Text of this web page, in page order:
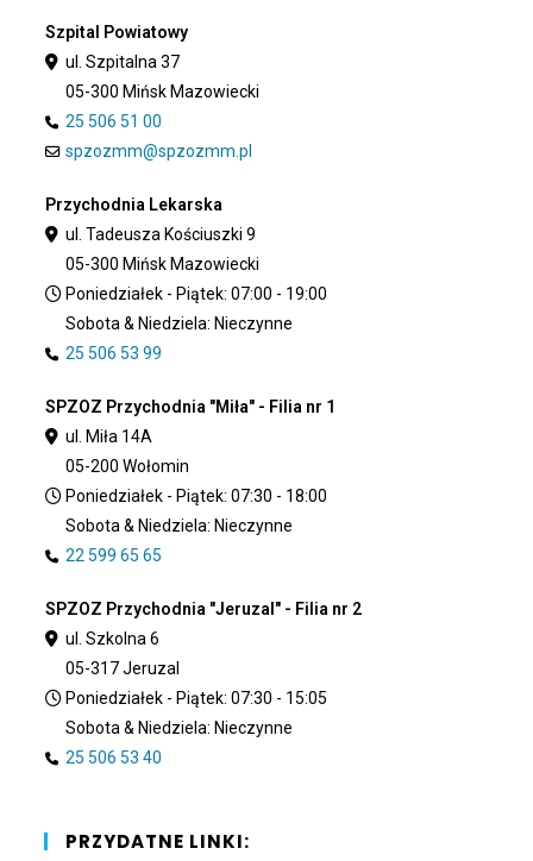
Szpital Powiatowy
ul. Szpitalna 37
05-300 Mińsk Mazowiecki
25 506 51 00
spzozmm@spzozmm.pl
Przychodnia Lekarska
ul. Tadeusza Kościuszki 9
05-300 Mińsk Mazowiecki
Poniedziałek - Piątek: 07:00 - 19:00
Sobota & Niedziela: Nieczynne
25 506 53 99
SPZOZ Przychodnia "Miła" - Filia nr 1
ul. Miła 14A
05-200 Wołomin
Poniedziałek - Piątek: 07:30 - 18:00
Sobota & Niedziela: Nieczynne
22 599 65 65
SPZOZ Przychodnia "Jeruzal" - Filia nr 2
ul. Szkolna 6
05-317 Jeruzal
Poniedziałek - Piątek: 07:30 - 15:05
Sobota & Niedziela: Nieczynne
25 506 53 40
PRZYDATNE LINKI: